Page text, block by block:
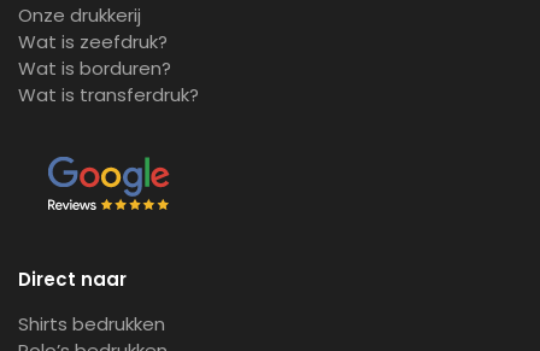
Onze drukkerij
Wat is zeefdruk?
Wat is borduren?
Wat is transferdruk?
Direct naar
Shirts bedrukken